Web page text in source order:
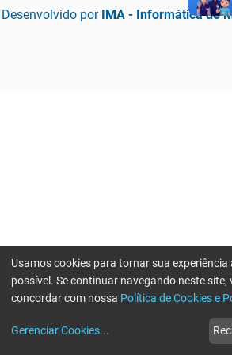
Desenvolvido por IMA - Informática de
Usamos cookies para tornar sua experiência
possível. Se continuar navegando neste site,
concordar com nossa Política de Cookies e
Gerenciar Cookies...
Erro ao enviar informações, por favor tente